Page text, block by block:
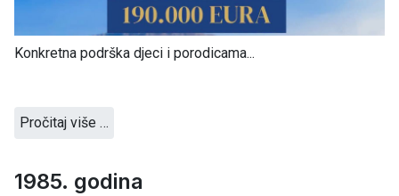
Konkretna podrška djeci i porodicama...
Pročitaj više …
1985. godina